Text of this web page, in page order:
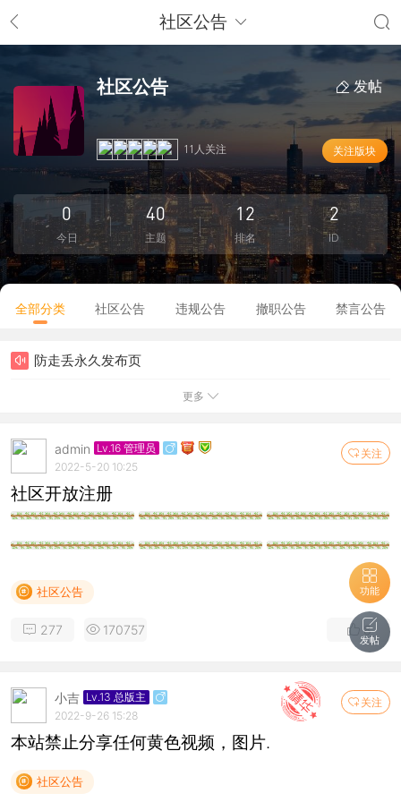
社区公告
社区公告 发帖
11人关注 关注版块
0
今日
40
主题
12
排名
2
ID
全部分类 社区公告 违规公告 撤职公告 禁言公告
防走丢永久发布页
更多
关注
admin Lv.16 管理员
2022-5-20 10:25
社区开放注册
社区公告
277 170757 8
关注
小吉 Lv.13 总版主
2022-9-26 15:28
本站禁止分享任何黄色视频，图片.
社区公告
功能
发帖